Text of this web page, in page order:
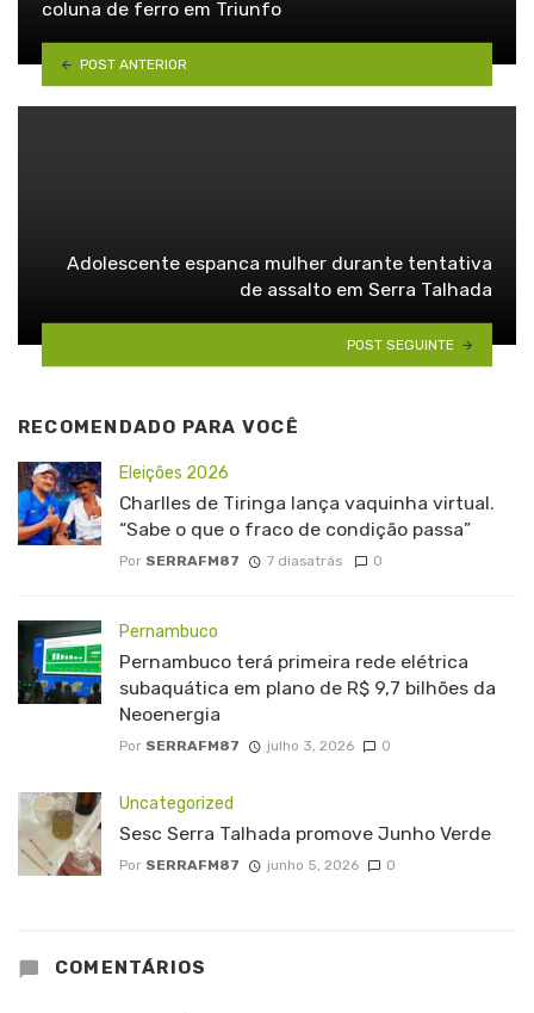
coluna de ferro em Triunfo
POST ANTERIOR
Adolescente espanca mulher durante tentativa
de assalto em Serra Talhada
POST SEGUINTE
RECOMENDADO PARA VOCÊ
Eleições 2026
Charlles de Tiringa lança vaquinha virtual.
“Sabe o que o fraco de condição passa”
Por SERRAFM87 7 diasatrás 0
Pernambuco
Pernambuco terá primeira rede elétrica
subaquática em plano de R$ 9,7 bilhões da
Neoenergia
Por SERRAFM87 julho 3, 2026 0
Uncategorized
Sesc Serra Talhada promove Junho Verde
Por SERRAFM87 junho 5, 2026 0
COMENTÁRIOS